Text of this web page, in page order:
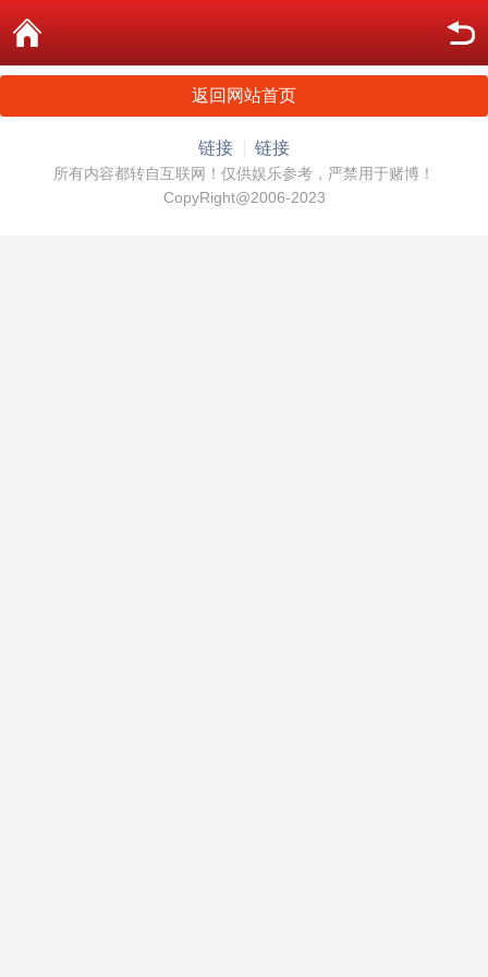
返回网站首页
链接 链接
所有内容都转自互联网！仅供娱乐参考，严禁用于赌博！
CopyRight@2006-2023